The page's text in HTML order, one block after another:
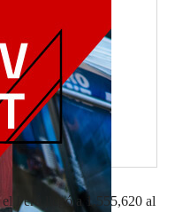
Perú llegó a 1,555,620 al